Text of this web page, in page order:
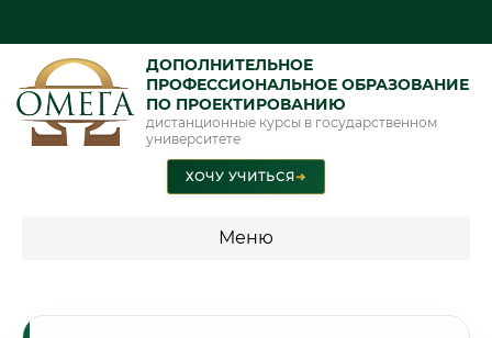
ДОПОЛНИТЕЛЬНОЕ
ПРОФЕССИОНАЛЬНОЕ ОБРАЗОВАНИЕ
ПО ПРОЕКТИРОВАНИЮ
дистанционные курсы в государственном
университете
ХОЧУ УЧИТЬСЯ➜
Меню